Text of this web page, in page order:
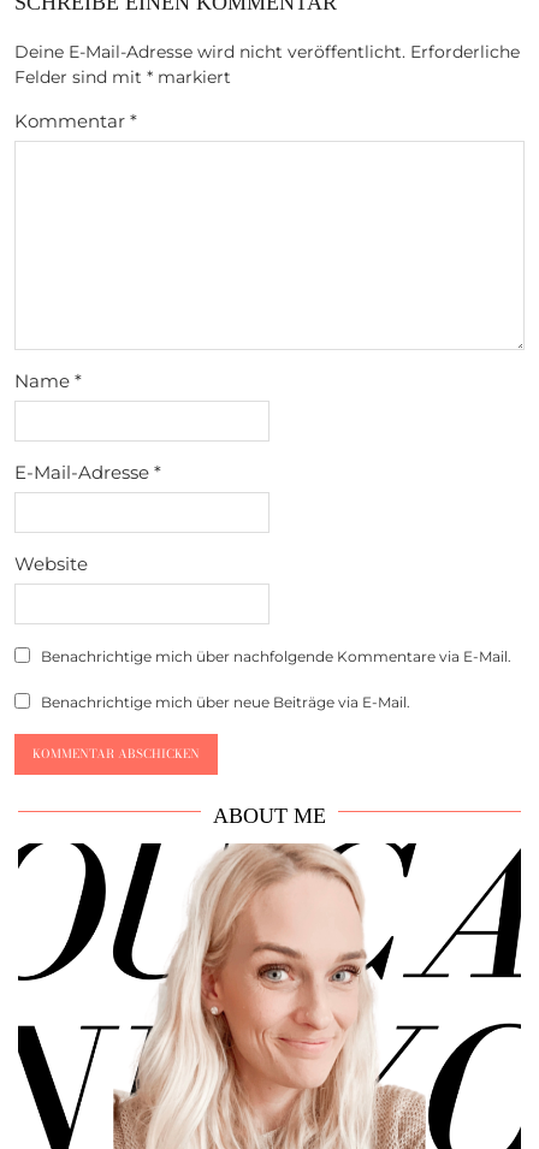
Deine E-Mail-Adresse wird nicht veröffentlicht. Erforderliche
Felder sind mit * markiert
Kommentar *
Name *
E-Mail-Adresse *
Website
Benachrichtige mich über nachfolgende Kommentare via E-Mail.
Benachrichtige mich über neue Beiträge via E-Mail.
ABOUT ME